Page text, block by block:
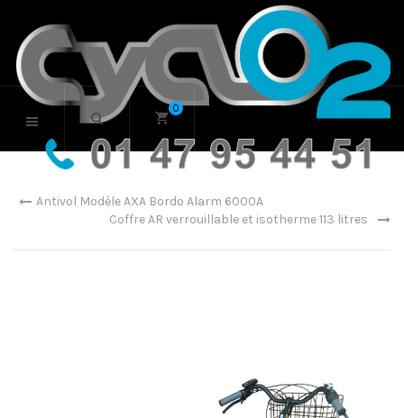
0
Antivol Modèle AXA Bordo Alarm 6000A
Coffre AR verrouillable et isotherme 113 litres